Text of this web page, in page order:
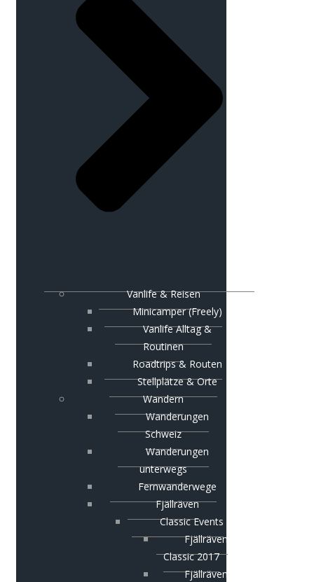
Vanlife & Reisen
Minicamper (Freely)
Vanlife Alltag &
Routinen
Roadtrips & Routen
Stellplätze & Orte
Wandern
Wanderungen
Schweiz
Wanderungen
unterwegs
Fernwanderwege
Fjällräven
Classic Events
Fjällräven
Classic 2017
Fjällräven